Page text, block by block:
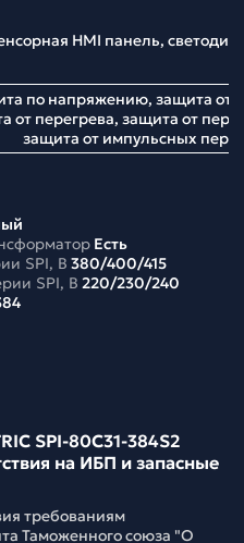
HMI панель,
по напряжению, защита от
от перегрева, защита от
защита от импульсных
Есть
SPI, В 380/400/415
SPI, В 220/230/240
SPI-80C31-384S2
на ИБП и запасные
требованиям
Таможенного союза "О